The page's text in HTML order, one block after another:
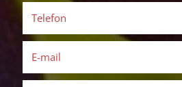
Telefon
E-mail